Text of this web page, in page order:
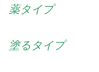
薬タイプ
塗るタイプ